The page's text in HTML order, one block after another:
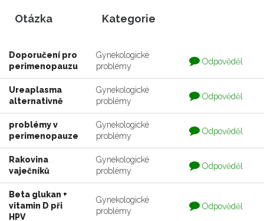
Otázka Kategorie
Doporučení pro
perimenopauzu
Gynekologické
problémy
Otázka
je
zodpovedaná
Odpověděl
Ureaplasma
alternativně
Gynekologické
problémy
Otázka
je
zodpovedaná
Odpověděl
problémy v
perimenopauze
Gynekologické
problémy
Otázka
je
zodpovedaná
Odpověděl
Rakovina
vaječníků
Gynekologické
problémy
Otázka
je
zodpovedaná
Odpověděl
Beta glukan +
vitamin D při
HPV
Gynekologické
problémy
Otázka
je
Odpověděl